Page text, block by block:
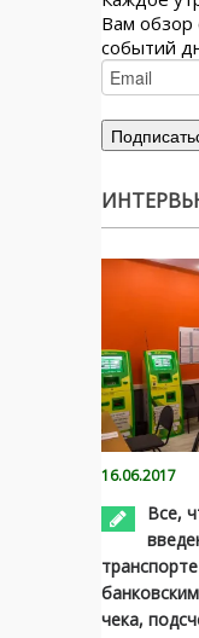
Вам
событий
16.06.2017
Все,
чека,